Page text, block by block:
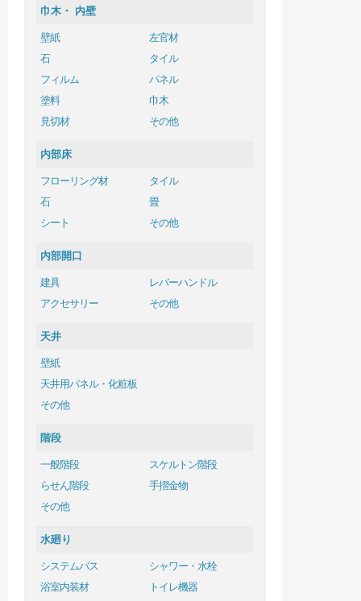
巾木・ 内壁
壁紙
左官材
石
タイル
フィルム
パネル
塗料
巾木
見切材
その他
内部床
フローリング材
タイル
石
畳
シート
その他
内部開口
建具
レバーハンドル
アクセサリー
その他
天井
壁紙
天井用パネル・化粧板
その他
階段
一般階段
スケルトン階段
らせん階段
手摺金物
その他
水廻り
システムバス
シャワー・水栓
浴室内装材
トイレ機器